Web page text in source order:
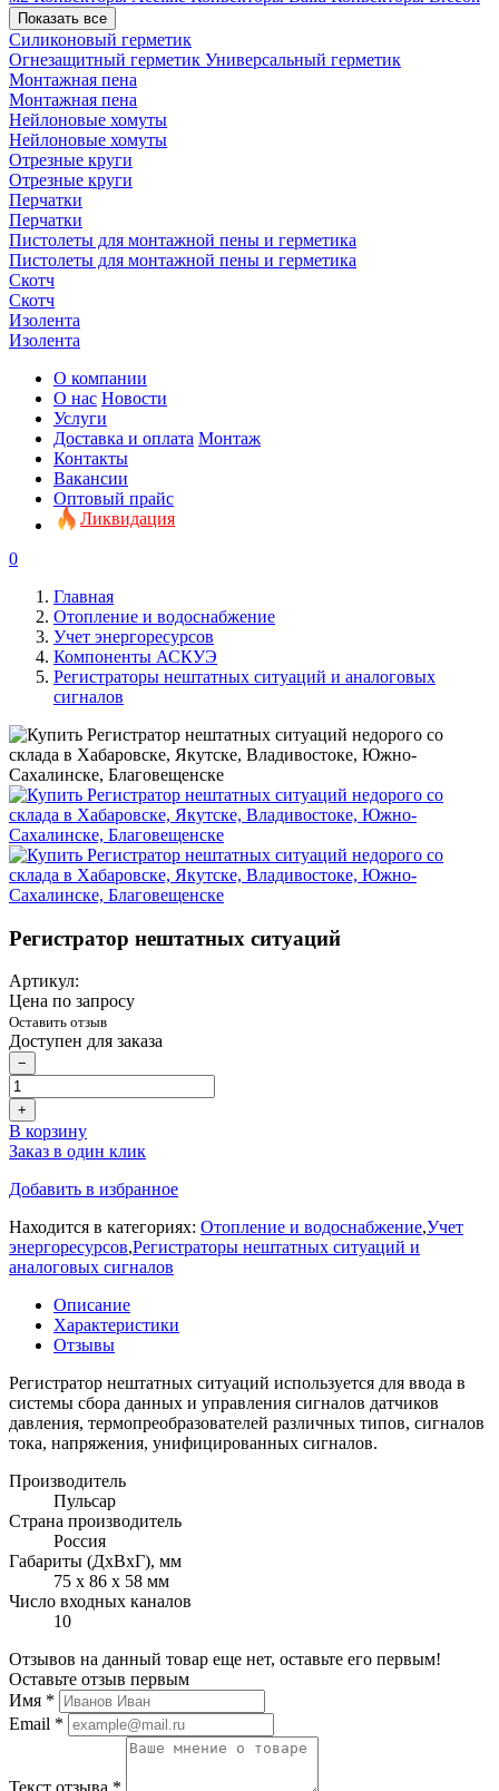
Показать все
Силиконовый герметик
Огнезащитный герметик Универсальный герметик
Монтажная пена
Монтажная пена
Нейлоновые хомуты
Нейлоновые хомуты
Отрезные круги
Отрезные круги
Перчатки
Перчатки
Пистолеты для монтажной пены и герметика
Пистолеты для монтажной пены и герметика
Скотч
Скотч
Изолента
Изолента
О компании
О нас Новости
Услуги
Доставка и оплата Монтаж
Контакты
Вакансии
Оптовый прайс
Ликвидация
0
Главная
Отопление и водоснабжение
Учет энергоресурсов
Компоненты АСКУЭ
Регистраторы нештатных ситуаций и аналоговых
сигналов
Регистратор нештатных ситуаций
Артикул:
Цена по запросу
Оставить отзыв
Доступен для заказа
−
+
В корзину
Заказ в один клик
Добавить в избранное
Находится в категориях: Отопление и водоснабжение,Учет
энергоресурсов,Регистраторы нештатных ситуаций и
аналоговых сигналов
Описание
Характеристики
Отзывы
Регистратор нештатных ситуаций используется для ввода в
системы сбора данных и управления сигналов датчиков
давления, термопреобразователей различных типов, сигналов
тока, напряжения, унифицированных сигналов.
Производитель
Пульсар
Страна производитель
Россия
Габариты (ДхВхГ), мм
75 x 86 x 58 мм
Число входных каналов
10
Отзывов на данный товар еще нет, оставьте его первым!
Оставьте отзыв первым
Имя *
Email *